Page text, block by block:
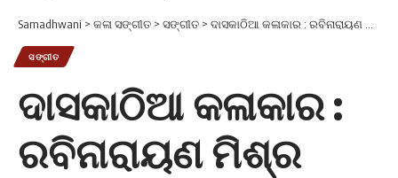
Samadhwani > କଳା ସଙ୍ଗୀତ > ସଙ୍ଗୀତ > ଦାସକାଠିଆ କଳାକାର : ରବିନାରାୟଣ ମିଶ୍ର
ସଙ୍ଗୀତ
ଦାସକାଠିଆ କଳାକାର :
ରବିନାରାୟଣ ମିଶ୍ର